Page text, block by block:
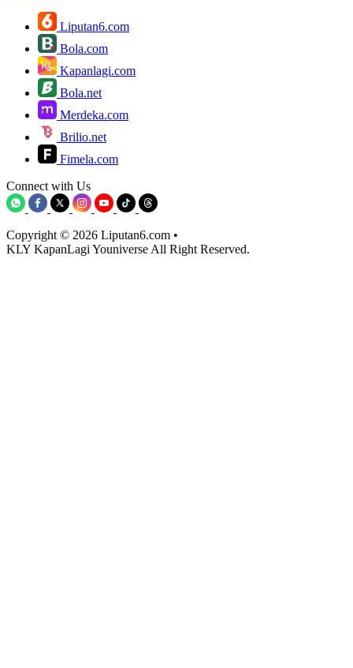
Liputan6.com
Bola.com
Kapanlagi.com
Bola.net
Merdeka.com
Brilio.net
Fimela.com
Connect with Us
Copyright © 2026 Liputan6.com •
KLY KapanLagi Youniverse All Right Reserved.